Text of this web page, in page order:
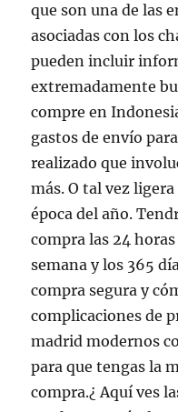
que son una de las
asociadas con los
pueden incluir
extremadamente
compre en
gastos de envío
realizado que
más. O tal vez
época del año.
compra las 24
semana y los 365
compra segura y
complicaciones de
madrid modernos
para que tengas la
compra.¿ Aquí ves